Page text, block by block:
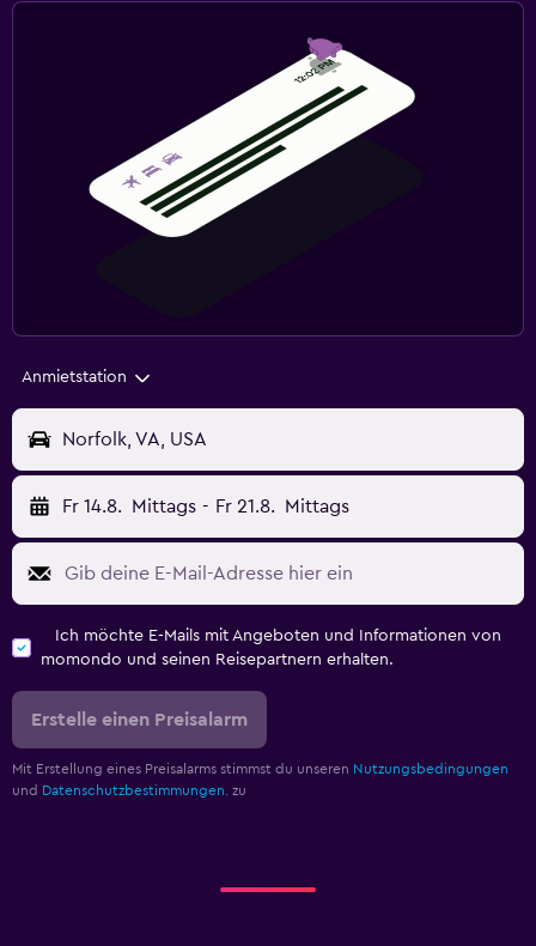
Anmietstation
Norfolk, VA, USA
Fr 14.8. Mittags - Fr 21.8. Mittags
Ich möchte E-Mails mit Angeboten und Informationen von
momondo und seinen Reisepartnern erhalten.
Erstelle einen Preisalarm
Mit Erstellung eines Preisalarms stimmst du unseren Nutzungsbedingungen
und Datenschutzbestimmungen. zu